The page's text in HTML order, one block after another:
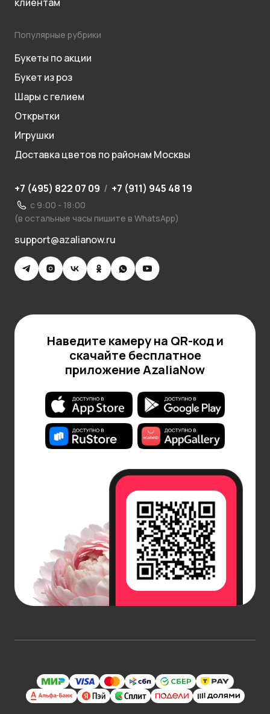
Популярные рубрики
Букеты по акции
Букет из роз
Шары с гелием
Открытки
Игрушки
Доставка цветов по районам Москвы
+7 (495) 822 07 09 / +7 (911) 945 48 19
с 9:00 - 18:00
(в остальные часы пишите в WhatsApp)
support@azalianow.ru
Наведите камеру на QR-код и
скачайте бесплатное
приложение AzaliaNow